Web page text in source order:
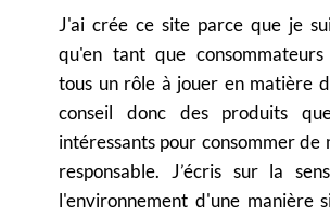
J'ai crée ce site parce que je
qu'en tant que consommateurs
tous un rôle à jouer en matière
conseil donc des produits
intéressants pour consommer de
responsable. J’écris sur la
l'environnement d'une manière